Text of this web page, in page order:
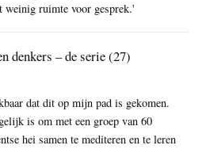
weinig ruimte voor gesprek.'
denkers – de serie (27)
dat dit op mijn pad is gekomen.
is om met een groep van 60
hei samen te mediteren en te leren